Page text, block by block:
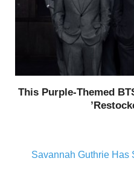
This Purple-Themed